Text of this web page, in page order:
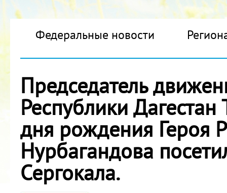
Федеральные новости
Председатель
Республики
дня рождения Героя
Нурбагандова
Сергокала.